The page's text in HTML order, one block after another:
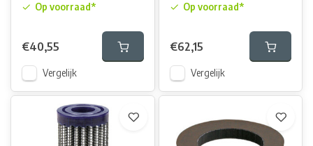
Op voorraad*
€40,55
Vergelijk
Op voorraad*
€62,15
Vergelijk